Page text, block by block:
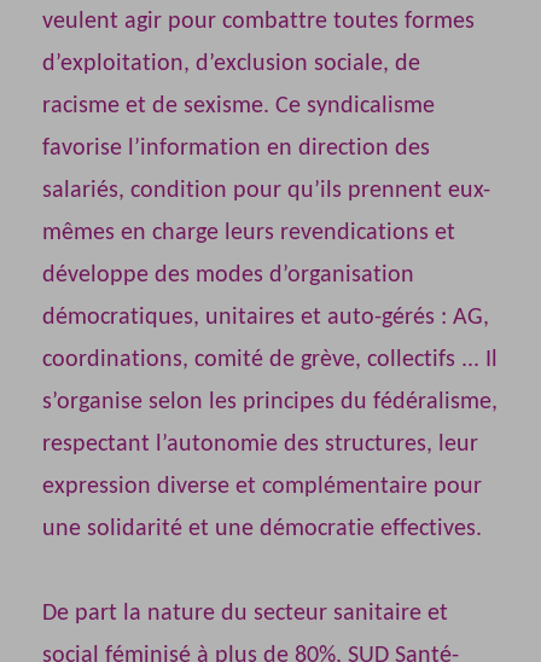
veulent agir pour combattre toutes formes
d’exploitation, d’exclusion sociale, de
racisme et de sexisme. Ce syndicalisme
favorise l’information en direction des
salariés, condition pour qu’ils prennent eux-
mêmes en charge leurs revendications et
développe des modes d’organisation
démocratiques, unitaires et auto-gérés : AG,
coordinations, comité de grève, collectifs ... Il
s’organise selon les principes du fédéralisme,
respectant l’autonomie des structures, leur
expression diverse et complémentaire pour
une solidarité et une démocratie effectives.
De part la nature du secteur sanitaire et
social féminisé à plus de 80%, SUD Santé-